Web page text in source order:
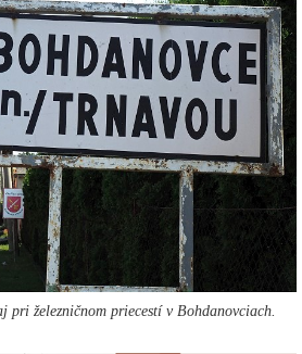
pri železničnom priecestí v Bohdanovciach.